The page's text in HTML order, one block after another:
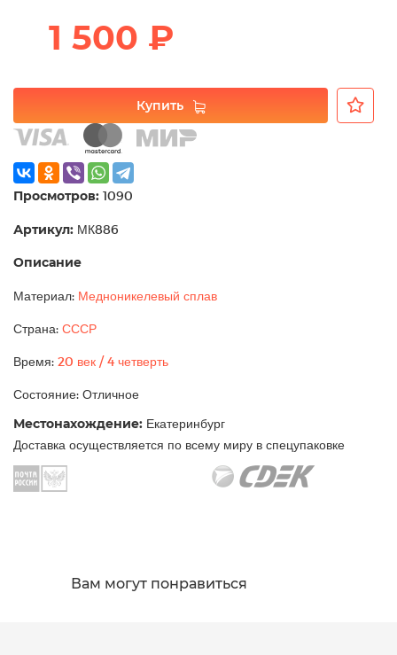
1 500 ₽
Купить
Просмотров: 1090
Артикул: МК886
Описание
Материал: Медноникелевый сплав
Страна: СССР
Время: 20 век / 4 четверть
Состояние: Отличное
Местонахождение: Екатеринбург
Доставка осуществляется по всему миру в спецупаковке
Вам могут понравиться